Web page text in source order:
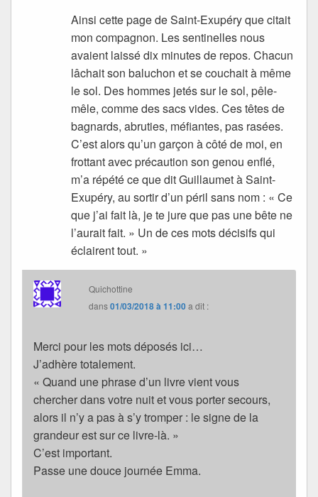
Ainsi cette page de Saint-Exupéry que citait
mon compagnon. Les sentinelles nous
avaient laissé dix minutes de repos. Chacun
lâchait son baluchon et se couchait à même
le sol. Des hommes jetés sur le sol, pêle-
mêle, comme des sacs vides. Ces têtes de
bagnards, abruties, méfiantes, pas rasées.
C’est alors qu’un garçon à côté de moi, en
frottant avec précaution son genou enflé,
m’a répété ce que dit Guillaumet à Saint-
Exupéry, au sortir d’un péril sans nom : « Ce
que j’ai fait là, je te jure que pas une bête ne
l’aurait fait. » Un de ces mots décisifs qui
éclairent tout. »
Quichottine
dans01/03/2018 à 11:00a dit :
Merci pour les mots déposés ici…
J’adhère totalement.
« Quand une phrase d’un livre vient vous
chercher dans votre nuit et vous porter secours,
alors il n’y a pas à s’y tromper : le signe de la
grandeur est sur ce livre-là. »
C’est important.
Passe une douce journée Emma.